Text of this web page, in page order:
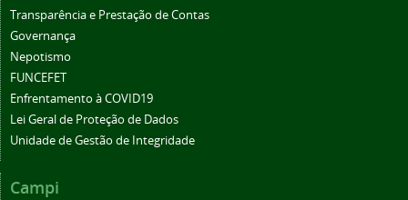
Transparência e Prestação de Contas
Governança
Nepotismo
FUNCEFET
Enfrentamento à COVID19
Lei Geral de Proteção de Dados
Unidade de Gestão de Integridade
Campi